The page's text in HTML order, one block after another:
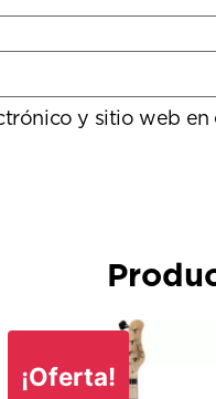
y sitio web
¡Oferta!